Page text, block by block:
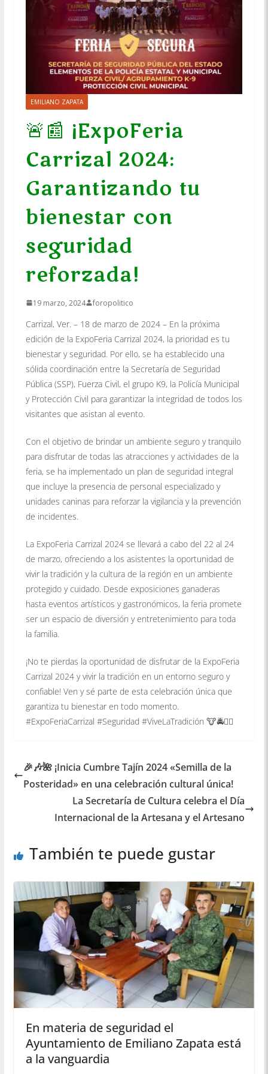
EMILIANO ZAPATA
🚨📰 ¡ExpoFeria
Carrizal 2024:
Garantizando tu
bienestar con
seguridad
reforzada!
19 marzo, 2024 foropolitico
Carrizal, Ver. – 18 de marzo de 2024 – En la próxima
edición de la ExpoFeria Carrizal 2024, la prioridad es tu
bienestar y seguridad. Por ello, se ha establecido una
sólida coordinación entre la Secretaría de Seguridad
Pública (SSP), Fuerza Civil, el grupo K9, la Policía Municipal
y Protección Civil para garantizar la integridad de todos los
visitantes que asistan al evento.
Con el objetivo de brindar un ambiente seguro y tranquilo
para disfrutar de todas las atracciones y actividades de la
feria, se ha implementado un plan de seguridad integral
que incluye la presencia de personal especializado y
unidades caninas para reforzar la vigilancia y la prevención
de incidentes.
La ExpoFeria Carrizal 2024 se llevará a cabo del 22 al 24
de marzo, ofreciendo a los asistentes la oportunidad de
vivir la tradición y la cultura de la región en un ambiente
protegido y cuidado. Desde exposiciones ganaderas
hasta eventos artísticos y gastronómicos, la feria promete
ser un espacio de diversión y entretenimiento para toda
la familia.
¡No te pierdas la oportunidad de disfrutar de la ExpoFeria
Carrizal 2024 y vivir la tradición en un entorno seguro y
confiable! Ven y sé parte de esta celebración única que
garantiza tu bienestar en todo momento.
#ExpoFeriaCarrizal #Seguridad #ViveLaTradición 🐮🚔👮‍♂️
🎉🎶🌺 ¡Inicia Cumbre Tajín 2024 «Semilla de la
Posteridad» en una celebración cultural única!
La Secretaría de Cultura celebra el Día
Internacional de la Artesana y el Artesano
También te puede gustar
En materia de seguridad el
Ayuntamiento de Emiliano Zapata está
a la vanguardia